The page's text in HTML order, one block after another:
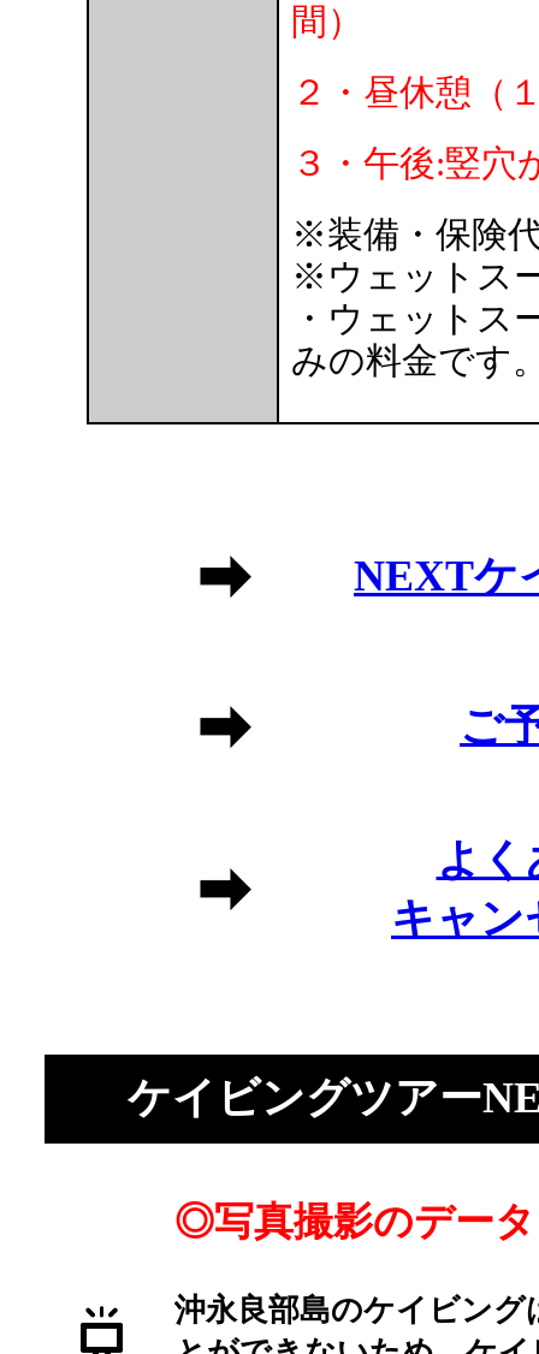
間）
２・昼休憩（
３・午後:竪穴
※装備・保険
※ウェットス
・ウェットス
みの料金です
NEXTケ
ご
よ
キャン
ケイビングツアー
◎写真撮影のデー
沖永良部島のケイビン